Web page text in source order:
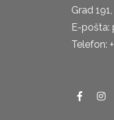
Grad
E-pošta:
Telefon: